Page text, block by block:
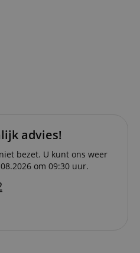
advies!
bezet. U kunt ons weer
om 09:30 uur.